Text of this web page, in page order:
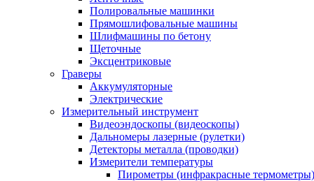
Полировальные машинки
Прямошлифовальные машины
Шлифмашины по бетону
Щеточные
Эксцентриковые
Граверы
Аккумуляторные
Электрические
Измерительный инструмент
Видеоэндоскопы (видеоскопы)
Дальномеры лазерные (рулетки)
Детекторы металла (проводки)
Измерители температуры
Пирометры (инфракрасные термометры)